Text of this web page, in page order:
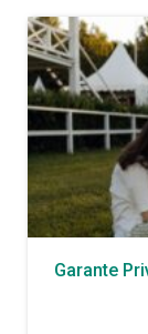
Garante